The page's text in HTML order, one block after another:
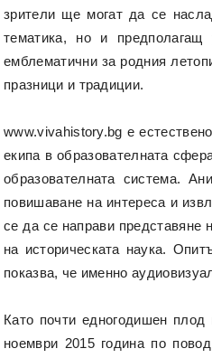
зрители ще могат да се
тематика, но и предполагащ
емблематични за родния
празници и традиции.
www.vivahistory.bg е
екипа в образователната
образователната система.
повишаване на интереса и
се да се направи представяне
на историческата наука.
показва, че именно
Като почти едногодишен плод
ноември 2015 година по